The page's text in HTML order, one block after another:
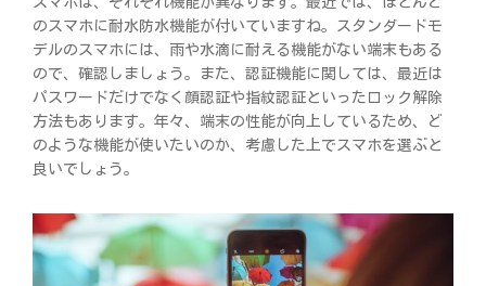
のスマホに耐水防水機能が付いていますね。スタンダードモ
デルのスマホには、雨や水滴に耐える機能がない端末もある
ので、確認しましょう。また、認証機能に関しては、最近は
パスワードだけでなく顔認証や指紋認証といったロック解除
方法もあります。年々、端末の性能が向上しているため、ど
のような機能が使いたいのか、考慮した上でスマホを選ぶと
良いでしょう。